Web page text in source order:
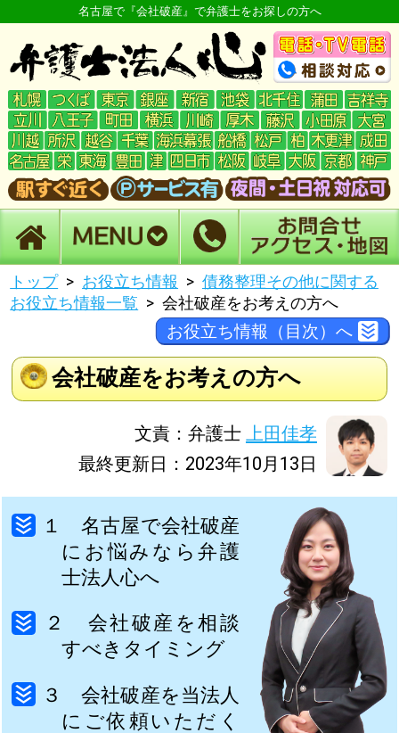
名古屋で『会社破産』で弁護士をお探しの方へ
トップ お役立ち情報
債務整理その他に関する
お役立ち情報一覧
会社破産をお考えの方へ
お役立ち情報（目次）へ
会社破産をお考えの方へ
文責：弁護士 上田佳孝
最終更新日：2023年10月13日
１ 名古屋で会社破産
にお悩みなら弁護
士法人心へ
２ 会社破産を相談
すべきタイミング
３ 会社破産を当法人
にご依頼いただく